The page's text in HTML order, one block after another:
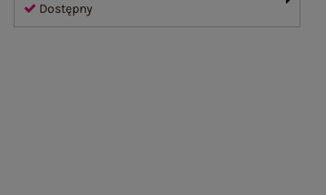
Dostępny